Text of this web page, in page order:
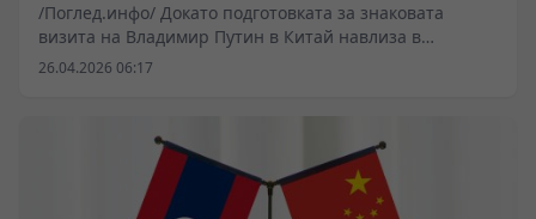
/Поглед.инфо/ Докато подготовката за знаковата
визита на Владимир Путин в Китай навлиза в
решителна фаза, Вашингтон предприе ход, който
натиск, Съединените щати направиха неочакван
„подарък“ на Кремъл, оставяйки Володимир Зеленски
в състояние на безсилна ярост.
26.04.2026 06:17